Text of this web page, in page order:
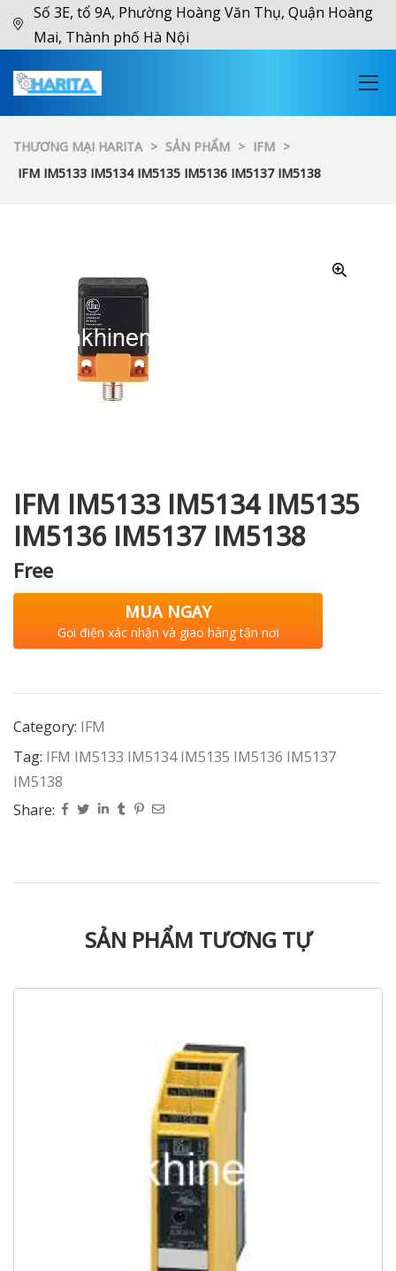
Số 3E, tổ 9A, Phường Hoàng Văn Thụ, Quận Hoàng
Mai, Thành phố Hà Nội
THƯƠNG MẠI HARITA > SẢN PHẨM > IFM >
IFM IM5133 IM5134 IM5135 IM5136 IM5137 IM5138
IFM IM5133 IM5134 IM5135
IM5136 IM5137 IM5138
Free
MUA NGAY
Gọi điện xác nhận và giao hàng tận nơi
Category: IFM
Tag: IFM IM5133 IM5134 IM5135 IM5136 IM5137
IM5138
Share:
SẢN PHẨM TƯƠNG TỰ